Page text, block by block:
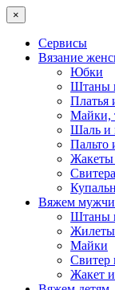
×
Сервисы
Вязание
Юбки
Штаны
Платья
Майки,
Шаль и
Пальто
Жакеты
Вяжем
Штаны
Жилеты
Майки
Свитер
Жакет